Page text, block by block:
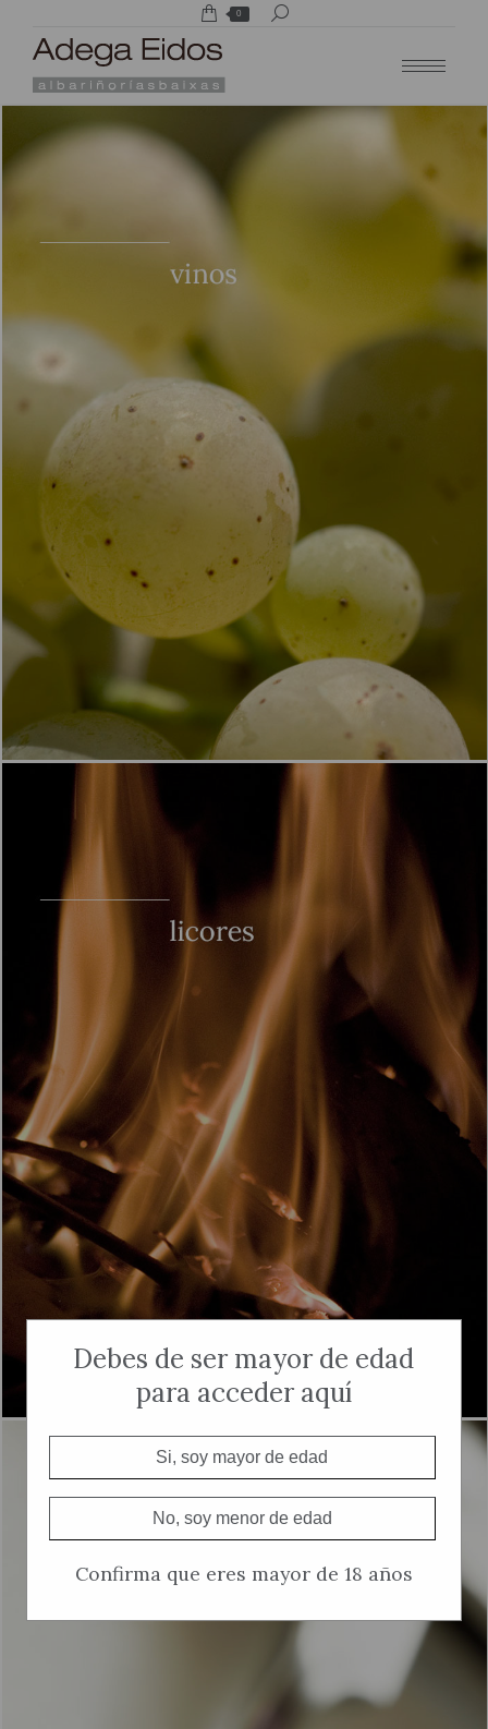
Debes de ser mayor de edad
para acceder aquí
Si, soy mayor de edad
No, soy menor de edad
Confirma que eres mayor de 18 años
0 Buscar: